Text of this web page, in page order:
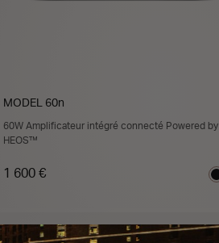
MODEL 60n
60W Amplificateur intégré connecté Powered by
HEOS™
1 600 €
AJOUTER AU PANIER